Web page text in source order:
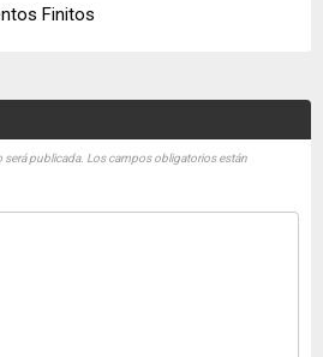
Finitos
será publicada. Los campos obligatorios están